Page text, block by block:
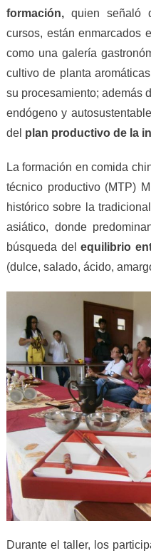
formación,quien señaló
cursos, están enmarcados
como una galería
cultivo de planta
su procesamiento; además
endógeno y
del plan productivo de la
La formación en comida
técnico productivo (MTP)
histórico sobre la
asiático, donde
búsqueda delequilibrio
(dulce, salado, ácido,
Durante el taller, los